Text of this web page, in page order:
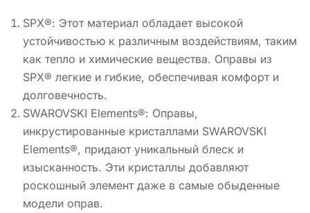
SPX®: Этот материал обладает высокой
устойчивостью к различным воздействиям, таким
как тепло и химические вещества. Оправы из
SPX® легкие и гибкие, обеспечивая комфорт и
долговечность.
SWAROVSKI Elements®: Оправы,
инкрустированные кристаллами SWAROVSKI
Elements®, придают уникальный блеск и
изысканность. Эти кристаллы добавляют
роскошный элемент даже в самые обыденные
модели оправ.